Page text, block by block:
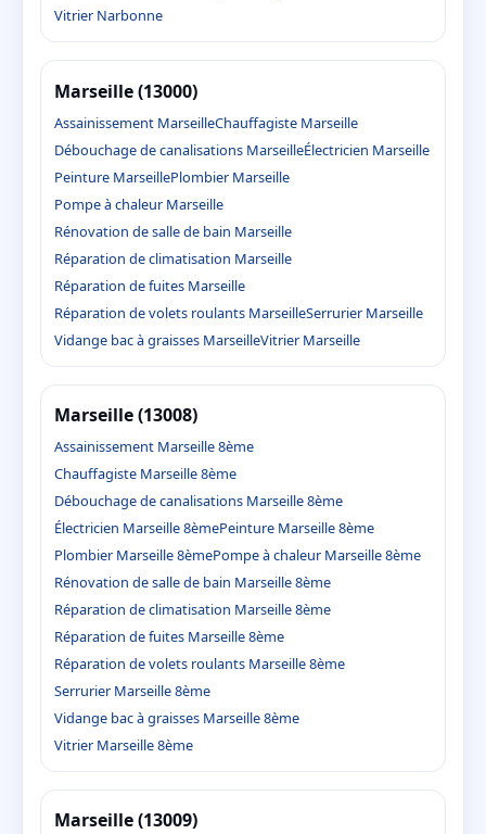
Vitrier Narbonne
Marseille (13000)
Assainissement MarseilleChauffagiste Marseille
Débouchage de canalisations MarseilleÉlectricien Marseille
Peinture MarseillePlombier Marseille
Pompe à chaleur Marseille
Rénovation de salle de bain Marseille
Réparation de climatisation Marseille
Réparation de fuites Marseille
Réparation de volets roulants MarseilleSerrurier Marseille
Vidange bac à graisses MarseilleVitrier Marseille
Marseille (13008)
Assainissement Marseille 8ème
Chauffagiste Marseille 8ème
Débouchage de canalisations Marseille 8ème
Électricien Marseille 8èmePeinture Marseille 8ème
Plombier Marseille 8èmePompe à chaleur Marseille 8ème
Rénovation de salle de bain Marseille 8ème
Réparation de climatisation Marseille 8ème
Réparation de fuites Marseille 8ème
Réparation de volets roulants Marseille 8ème
Serrurier Marseille 8ème
Vidange bac à graisses Marseille 8ème
Vitrier Marseille 8ème
Marseille (13009)